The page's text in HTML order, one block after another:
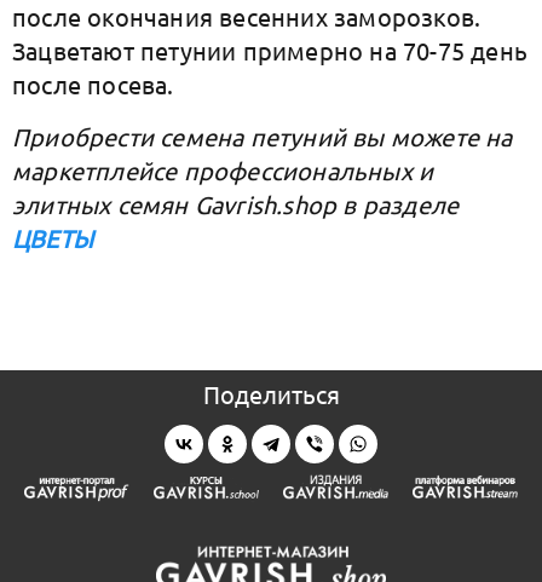
после окончания весенних заморозков.
Зацветают петунии примерно на 70-75 день
после посева.
Приобрести семена петуний вы можете на
маркетплейсе профессиональных и
элитных семян Gavrish.shop в разделе
ЦВЕТЫ
Поделиться